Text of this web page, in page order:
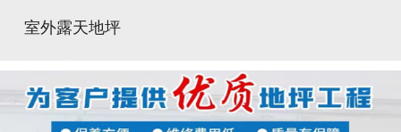
室外露天地坪